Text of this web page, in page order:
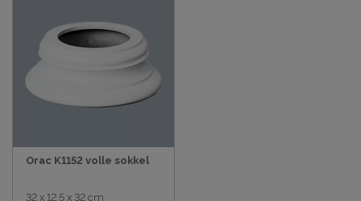
Orac K1152 volle sokkel
32 x 12,5 x 32 cm